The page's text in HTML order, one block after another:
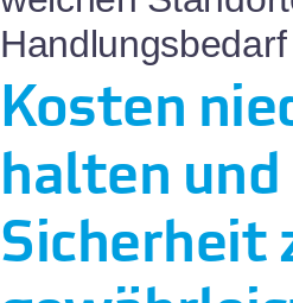
Kosten
halten und
Sicherheit